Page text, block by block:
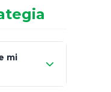
mi